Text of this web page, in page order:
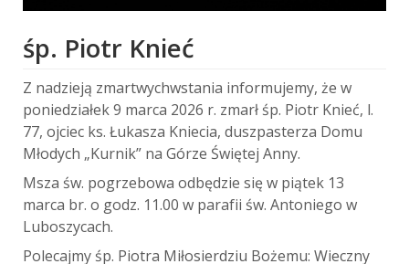
śp. Piotr Knieć
Z nadzieją zmartwychwstania informujemy, że w
poniedziałek 9 marca 2026 r. zmarł śp. Piotr Knieć, l.
77, ojciec ks. Łukasza Kniecia, duszpasterza Domu
Młodych „Kurnik” na Górze Świętej Anny.
Msza św. pogrzebowa odbędzie się w piątek 13
marca br. o godz. 11.00 w parafii św. Antoniego w
Luboszycach.
Polecajmy śp. Piotra Miłosierdziu Bożemu: Wieczny